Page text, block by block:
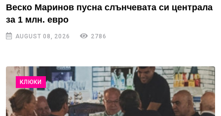
Веско Маринов пусна слънчевата си централа
за 1 млн. евро
AUGUST 08, 2026 2786
КЛЮКИ